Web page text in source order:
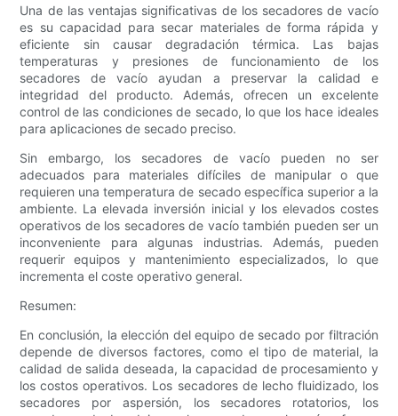
Una de las ventajas significativas de los secadores de vacío
es su capacidad para secar materiales de forma rápida y
eficiente sin causar degradación térmica. Las bajas
temperaturas y presiones de funcionamiento de los
secadores de vacío ayudan a preservar la calidad e
integridad del producto. Además, ofrecen un excelente
control de las condiciones de secado, lo que los hace ideales
para aplicaciones de secado preciso.
Sin embargo, los secadores de vacío pueden no ser
adecuados para materiales difíciles de manipular o que
requieren una temperatura de secado específica superior a la
ambiente. La elevada inversión inicial y los elevados costes
operativos de los secadores de vacío también pueden ser un
inconveniente para algunas industrias. Además, pueden
requerir equipos y mantenimiento especializados, lo que
incrementa el coste operativo general.
Resumen:
En conclusión, la elección del equipo de secado por filtración
depende de diversos factores, como el tipo de material, la
calidad de salida deseada, la capacidad de procesamiento y
los costos operativos. Los secadores de lecho fluidizado, los
secadores por aspersión, los secadores rotatorios, los